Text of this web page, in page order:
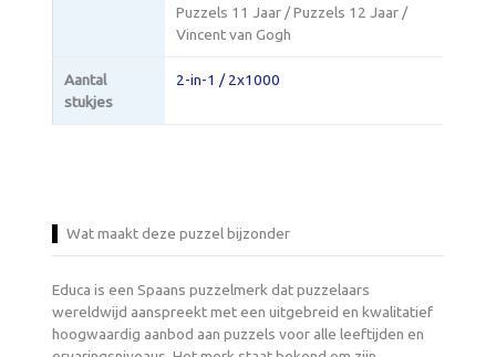
Puzzels 11 Jaar / Puzzels 12 Jaar /
Vincent van Gogh
Aantal
stukjes
2-in-1 / 2x1000
Wat maakt deze puzzel bijzonder
Educa is een Spaans puzzelmerk dat puzzelaars
wereldwijd aanspreekt met een uitgebreid en kwalitatief
hoogwaardig aanbod aan puzzels voor alle leeftijden en